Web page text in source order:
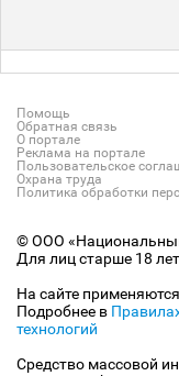
Помощь
Обратная связь
О портале
Реклама на портале
Пользовательское
Охрана труда
Политика обработки
© ООО
Для лиц старше 18 лет
На сайте
Подробнее в
технологий
Средство массовой